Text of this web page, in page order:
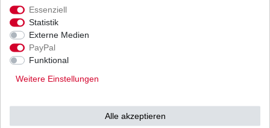
Impressum
Essenziell
Statistik
Externe Medien
PayPal
Funktional
Weitere Einstellungen
Alle akzeptieren